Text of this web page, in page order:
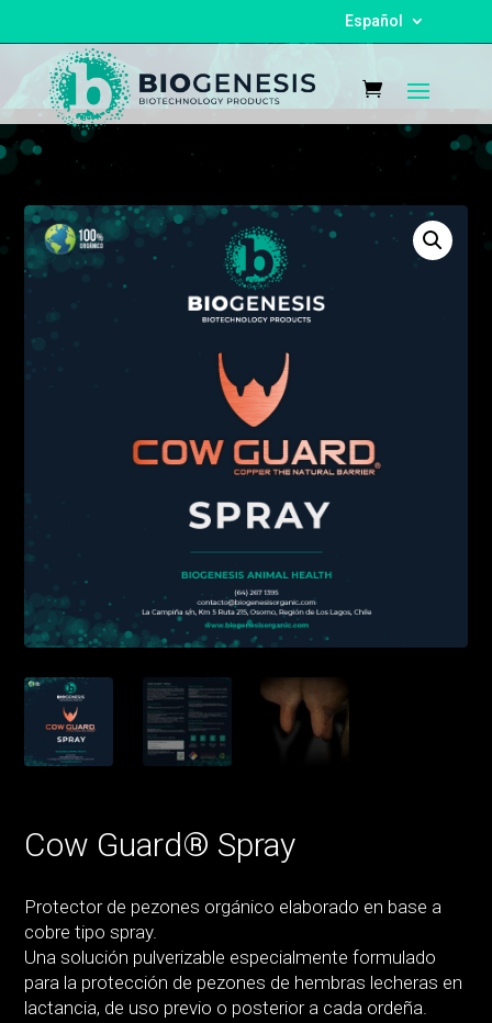
Español
Cow Guard® Spray
Protector de pezones orgánico elaborado en base a
cobre tipo spray.
Una solución pulverizable especialmente formulado
para la protección de pezones de hembras lecheras en
lactancia, de uso previo o posterior a cada ordeña.